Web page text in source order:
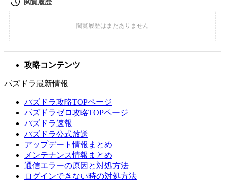
攻略コンテンツ
パズドラ最新情報
パズドラ攻略TOPページ
パズドラゼロ攻略TOPページ
パズドラ速報
パズドラ公式放送
アップデート情報まとめ
メンテナンス情報まとめ
通信エラーの原因と対処方法
ログインできない時の対処方法